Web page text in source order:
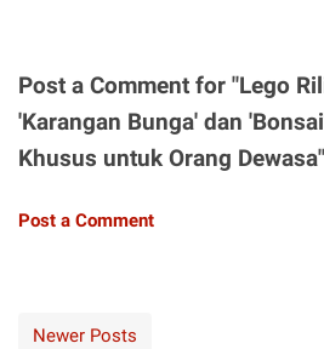
Post a Comment for "Lego
'Karangan Bunga' dan
Khusus untuk Orang Dewasa"
Post a Comment
Newer Posts